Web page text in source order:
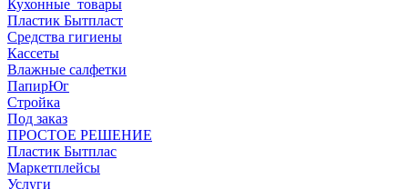
Кухонные_товары
Пластик Бытпласт
Средства гигиены
Кассеты
Влажные салфетки
ПапирЮг
Стройка
Под заказ
ПРОСТОЕ РЕШЕНИЕ
Пластик Бытплас
Маркетплейсы
Услуги